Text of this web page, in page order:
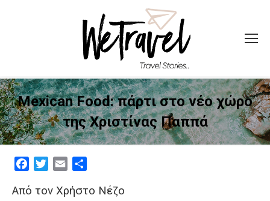
Mexican Food: πάρτι στο νέο χώρο
της Χριστίνας Παππά
FacebookTwitterEmail
Από τον Χρήστο Νέζο